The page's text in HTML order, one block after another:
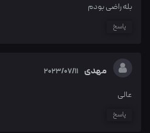
بله راضی بودم
پاسخ
مهدی 2023/07/11
عالی
پاسخ